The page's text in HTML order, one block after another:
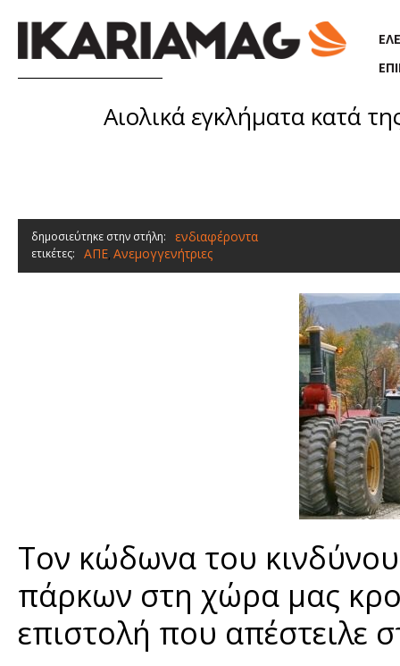
Αιολικά εγκλήματα κατά
δημοσιεύτηκε στην στήλη: ενδιαφέροντα
ετικέτες: ΑΠΕ, Ανεμογγενήτριες
Τον κώδωνα του
πάρκων στη χώρα μας
επιστολή που απέστειλε